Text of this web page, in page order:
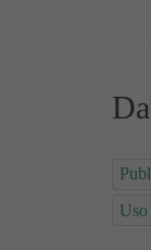
Uso